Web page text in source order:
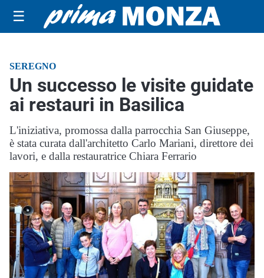
☰
SEREGNO
Un successo le visite guidate
ai restauri in Basilica
L'iniziativa, promossa dalla parrocchia San Giuseppe,
è stata curata dall'architetto Carlo Mariani, direttore dei
lavori, e dalla restauratrice Chiara Ferrario